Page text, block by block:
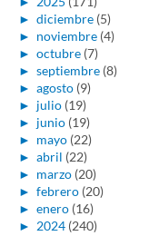
► diciembre (5)
► noviembre (4)
► octubre (7)
► septiembre (8)
► agosto (9)
► julio (19)
► junio (19)
► mayo (22)
► abril (22)
► marzo (20)
► febrero (20)
► enero (16)
► 2024 (240)